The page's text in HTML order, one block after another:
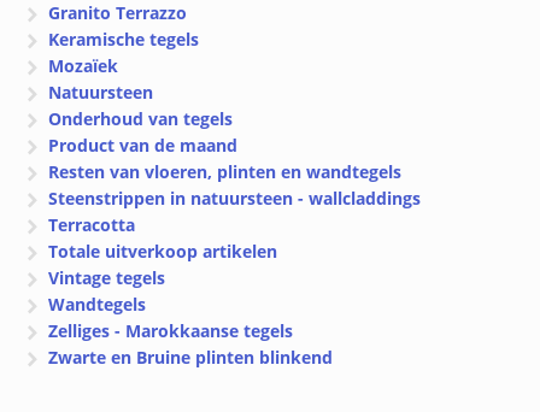
Granito Terrazzo
Keramische tegels
Mozaïek
Natuursteen
Onderhoud van tegels
Product van de maand
Resten van vloeren, plinten en wandtegels
Steenstrippen in natuursteen - wallcladdings
Terracotta
Totale uitverkoop artikelen
Vintage tegels
Wandtegels
Zelliges - Marokkaanse tegels
Zwarte en Bruine plinten blinkend